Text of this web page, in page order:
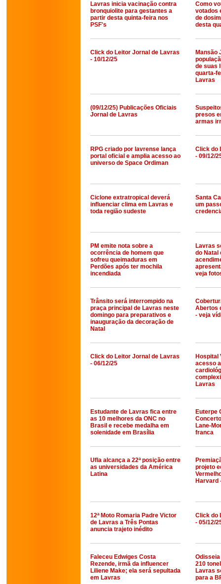
Lavras inicia vacinação contra
bronquiolite para gestantes a
partir desta quinta-feira nos
PSF's
Como
votados
de
desta
Click do Leitor Jornal de Lavras
- 10/12/25
Mansão
de suas
quarta-
Lavras
(09/12/25) Publicações Oficiais
Jornal de Lavras
presos
armas
RPG criado por lavrense lança
portal oficial e amplia acesso ao
universo de Space Ordiman
Click do
- 09/12/
Ciclone extratropical deverá
influenciar clima em Lavras e
toda região sudeste
Santa
um
PM emite nota sobre a
ocorrência de homem que
sofreu queimaduras em
Perdões após ter mochila
incendiada
Lavras
do Natal
veja
Trânsito será interrompido na
praça principal de Lavras neste
domingo para preparativos e
inauguração da decoração de
Natal
Abertos
- veja
Click do Leitor Jornal de Lavras
- 06/12/25
Hospital
acesso
Lavras
Estudante de Lavras fica entre
as 10 melhores da ONC no
Brasil e recebe medalha em
solenidade em Brasília
Euterpe
Lane-
franca
Ufla alcança a 22ª posição entre
as universidades da América
Latina
projeto
Harvard
12ª Moto Romaria Padre Victor
de Lavras a Três Pontas
anuncia trajeto inédito
Click do
- 05/12/
Faleceu Edwiges Costa
Rezende, irmã da influencer
Liliene Make; ela será sepultada
em Lavras
210
Lavras
para a